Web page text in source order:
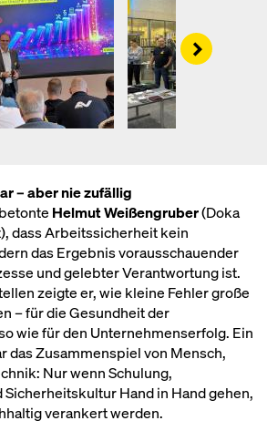
Right
– aber nie zufällig
Helmut Weißengruber(Doka
dass Arbeitssicherheit kein
das Ergebnis vorausschauender
und gelebter Verantwortung ist.
zeigte er, wie kleine Fehler große
– für die Gesundheit der
wie für den Unternehmenserfolg. Ein
das Zusammenspiel von Mensch,
Nur wenn Schulung,
Hand in Hand gehen,
verankert werden.